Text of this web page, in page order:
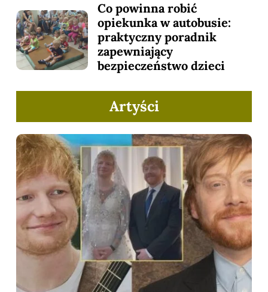
Co powinna robić
opiekunka w autobusie:
praktyczny poradnik
zapewniający
bezpieczeństwo dzieci
Artyści